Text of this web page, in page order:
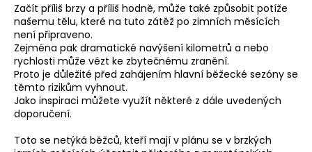
Začít příliš brzy a příliš hodně, může také způsobit potíže
našemu tělu, které na tuto zátěž po zimních měsících
není připraveno.
Zejména pak dramatické navýšení kilometrů a nebo
rychlosti může vézt ke zbytečnému zranění.
Proto je důležité před zahájením hlavní běžecké sezóny se
těmto rizikům vyhnout.
Jako inspiraci můžete využít některé z dále uvedených
doporučení.
Toto se netýká běžců, kteří mají v plánu se v brzkých
j
e
m
e
BĚŽECKÁ
OBUV
JOMA
RASE
2611